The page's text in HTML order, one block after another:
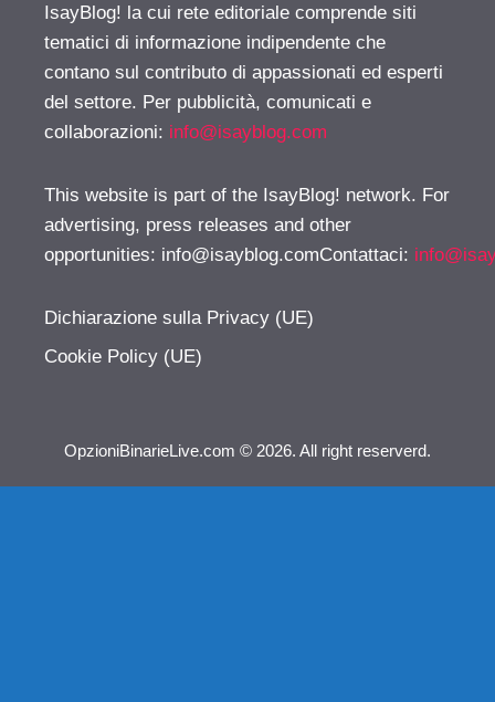
IsayBlog! la cui rete editoriale comprende siti
tematici di informazione indipendente che
contano sul contributo di appassionati ed esperti
del settore. Per pubblicità, comunicati e
collaborazioni: info@isayblog.com
This website is part of the IsayBlog! network. For
advertising, press releases and other
opportunities: info@isayblog.comContattaci:
Dichiarazione sulla Privacy (UE)
Cookie Policy (UE)
OpzioniBinarieLive.com © 2026. All right reserverd.